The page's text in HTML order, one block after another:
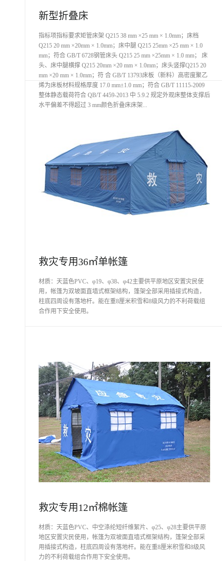
新型折叠床
指标项指标要求矩管床架 Q215 38 mm ×25 mm × 1.0mm；床档
Q215 20 mm ×20mm × 1.0mm；床中腿 Q215 25mm ×25 mm × 1.0
mm；符合 GB/T 6728钢管床头 Q215 25 mm ×25mm × 1.0 mm； 床
头、床中腿横撑 Q215 20mm ×20 mm × 1.0mm；床头竖撑Q215 20
mm ×20 mm × 1.0mm；符 合 GB/T 13793床板（新料）高密度聚乙
烯为床板材料规格厚度 17.0 mm±1.0 mm；符合 GB/T 11115-2009
整体静态载荷符合 QB/T 4459-2013 中 5.9.2 规定外观床整体支撑后
水平偏差不得超过 3 mm颜色折叠床床架...
救灾专用36㎡单帐篷
材质：天蓝色PVC、φ19、φ38、φ42主要供平原地区安置灾民使
用，帐篷为双坡面直墙式框架结构，篷架全部采用插接式构造，
柱底四周设有落地杆。能在重8厘米积雪和8级风力的不利荷载组
合作用下安全使用。
救灾专用12㎡棉帐篷
材质：天蓝色PVC、中空涤纶短纤维絮片、φ25、φ28主要供平原
地区安置灾民使用，帐篷为双坡面直墙式框架结构，篷架全部采
用插接式构造，柱底四周设有落地杆。能在重8厘米积雪和8级风
力的不利荷载组合作用下安全使用。